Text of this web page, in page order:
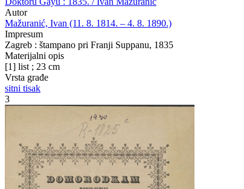
Autor
Mažuranić, Ivan (11. 8. 1814. – 4. 8. 1890.)
Impresum
Zagreb : štampano pri Franji Suppanu, 1835
Materijalni opis
[1] list ; 23 cm
Vrsta građe
sitni tisak
3